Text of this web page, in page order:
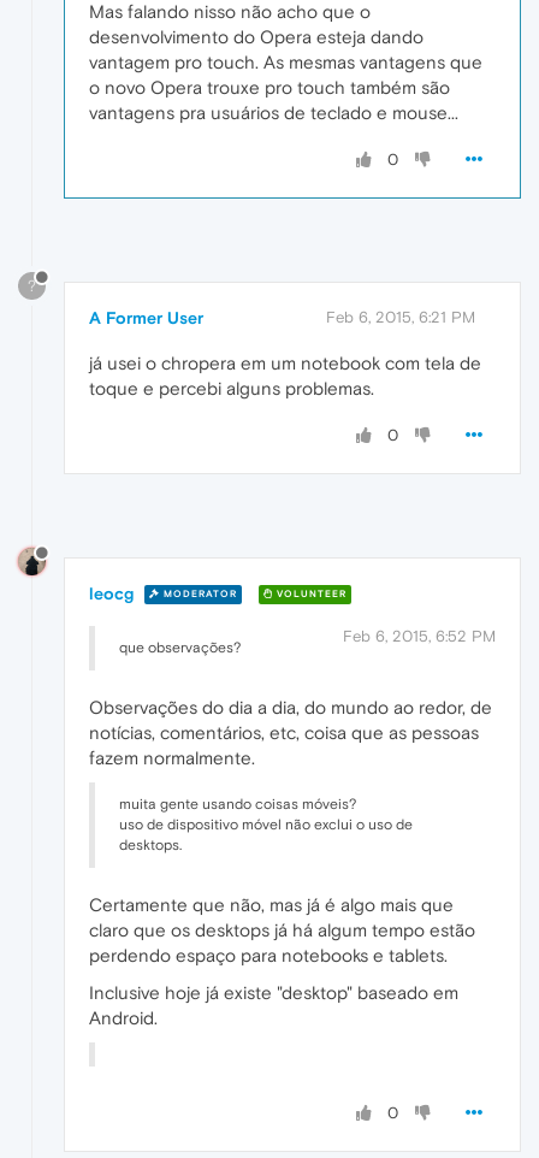
Mas falando nisso não acho que o
desenvolvimento do Opera esteja dando
vantagem pro touch. As mesmas vantagens que
o novo Opera trouxe pro touch também são
vantagens pra usuários de teclado e mouse...
0
?
A Former User Feb 6, 2015, 6:21 PM
já usei o chropera em um notebook com tela de
toque e percebi alguns problemas.
0
leocg MODERATOR VOLUNTEER
Feb 6, 2015, 6:52 PM
que observações?
Observações do dia a dia, do mundo ao redor, de
notícias, comentários, etc, coisa que as pessoas
fazem normalmente.
muita gente usando coisas móveis?
uso de dispositivo móvel não exclui o uso de
desktops.
Certamente que não, mas já é algo mais que
claro que os desktops já há algum tempo estão
perdendo espaço para notebooks e tablets.
Inclusive hoje já existe "desktop" baseado em
Android.
0